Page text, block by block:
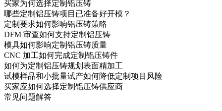
买家为何选择定制铝压铸
哪些定制铝压铸项目已准备好开模？
定制要求如何影响铝压铸策略
DFM 审查如何支持定制铝压铸
模具如何影响定制铝压铸质量
CNC 加工如何完成定制铝压铸件
如何为定制铝压铸规划表面精加工
试模样品和小批量试产如何降低定制项目风险
买家应如何选择定制铝压铸供应商
常见问题解答